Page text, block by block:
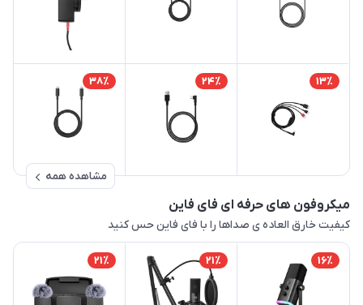
13٪ 24٪ 38٪
مشاهده همه
میکروفون های حرفه ای فای فاین
کیفیت خارق العاده ی صداها را با فای فاین حس کنید
16٪ 21٪ 21٪